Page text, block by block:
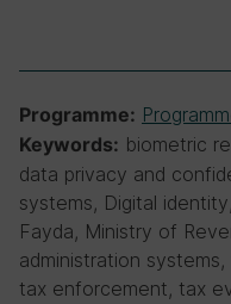
Programme:
Keywords: biometric
data privacy and
systems, Digital
Fayda, Ministry of
administration
tax enforcement, tax